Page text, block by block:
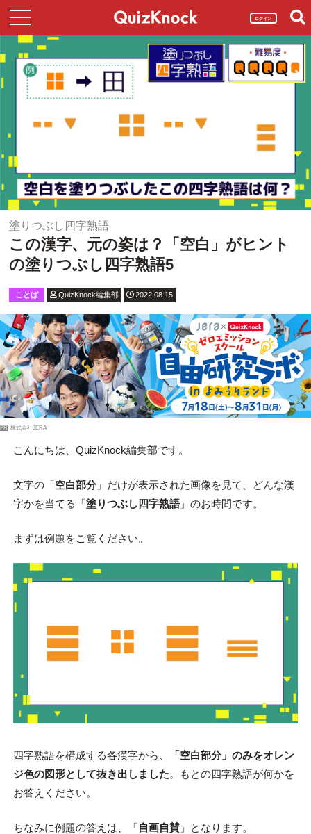
ログイン
塗りつぶし四字熟語
この漢字、元の姿は？「空白」がヒント
の塗りつぶし四字熟語5
ことば QuizKnock編集部 2022.08.15
PR 株式会社JERA
こんにちは、QuizKnock編集部です。
文字の「空白部分」だけが表示された画像を見て、どんな漢
字かを当てる「塗りつぶし四字熟語」のお時間です。
まずは例題をご覧ください。
四字熟語を構成する各漢字から、
「空白部分」のみをオレン
ジ色の図形として抜き出しました。もとの四字熟語が何かを
お答えください。
ちなみに例題の答えは、「自画自賛」となります。